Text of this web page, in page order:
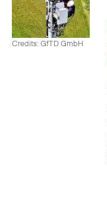
Credits: GfTD GmbH